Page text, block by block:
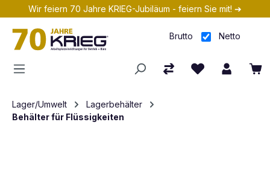
Zum Hauptinhalt springen
Wir feiern 70 Jahre KRIEG-Jubiläum - feiern Sie mit! ➔
Brutto Netto
Lager/Umwelt
Lagerbehälter
Behälter für Flüssigkeiten